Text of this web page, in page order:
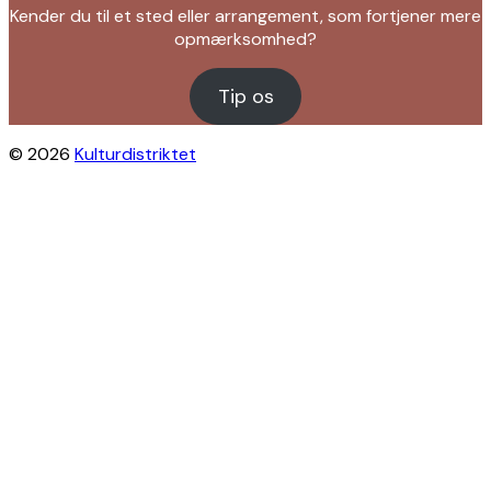
Kender du til et sted eller arrangement, som fortjener mere
opmærksomhed?
Tip os
© 2026 Kulturdistriktet